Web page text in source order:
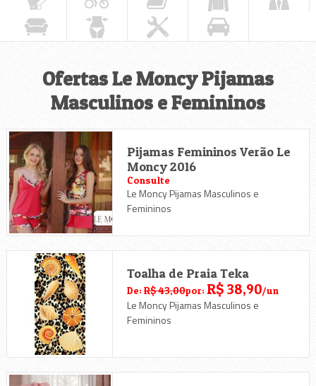
Ofertas Le Moncy Pijamas
Masculinos e Femininos
Pijamas Femininos Verão Le
Moncy 2016
Consulte
Le Moncy Pijamas Masculinos e
Femininos
Toalha de Praia Teka
De: R$ 43,00por: R$ 38,90/un
Le Moncy Pijamas Masculinos e
Femininos